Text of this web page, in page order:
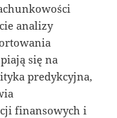
analizy
się na
predykcyjna,
finansowych i